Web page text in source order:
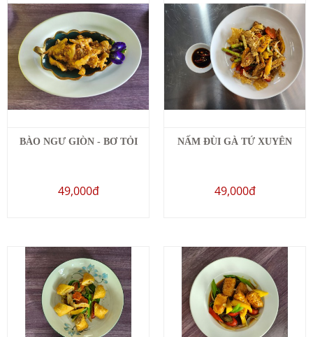
BÀO NGƯ GIÒN - BƠ TỎI
49,000đ
NẤM ĐÙI GÀ TỨ XUYÊN
49,000đ